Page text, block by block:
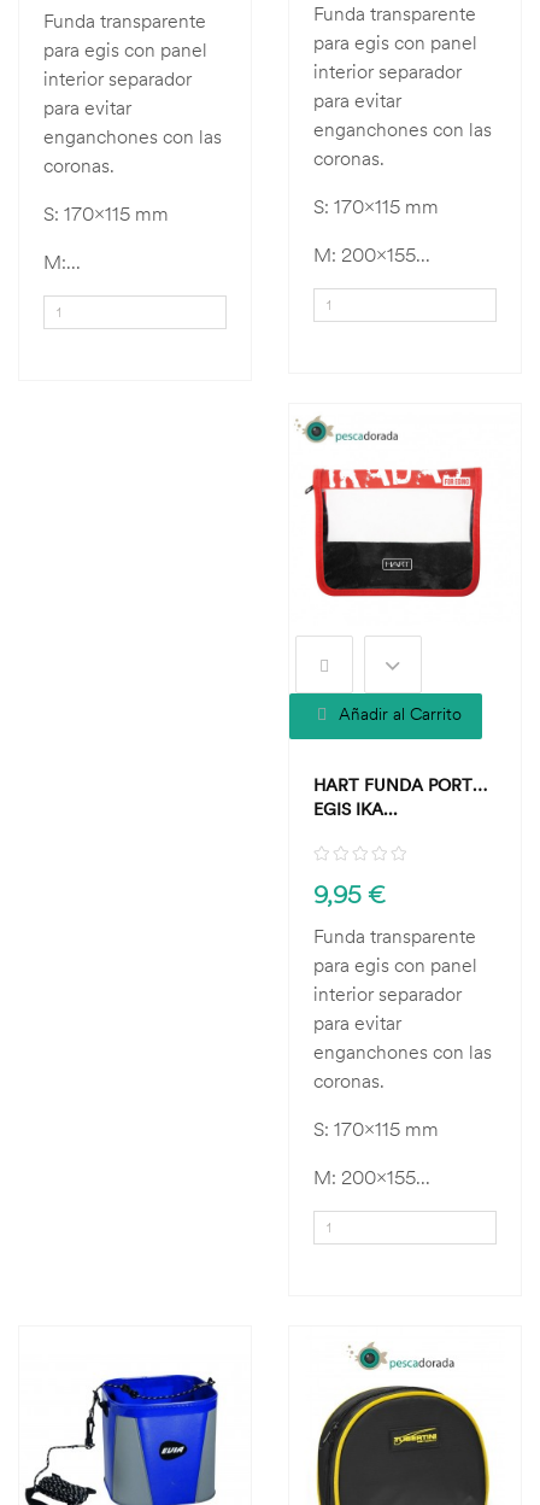
Funda transparente
para egis con panel
interior separador
para evitar
enganchones con las
coronas.
S: 170x115 mm
M:...
Funda transparente
para egis con panel
interior separador
para evitar
enganchones con las
coronas.
S: 170x115 mm
M: 200x155...
Añadir al Carrito
HART FUNDA PORTA
EGIS IKA...
9,95 €
Funda transparente
para egis con panel
interior separador
para evitar
enganchones con las
coronas.
S: 170x115 mm
M: 200x155...